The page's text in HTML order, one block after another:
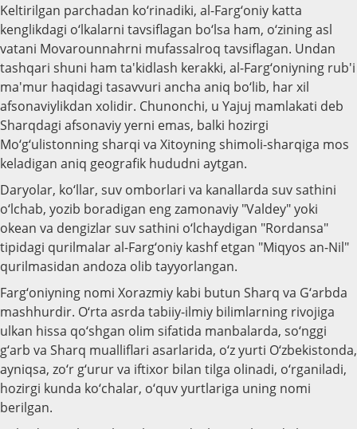
Keltirilgan parchadan ko‘rinadiki, al-Farg‘oniy katta
kenglikdagi o‘lkalarni tavsiflagan bo‘lsa ham, o‘zining asl
vatani Movarounnahrni mufassalroq tavsiflagan. Undan
tashqari shuni ham ta'kidlash kerakki, al-Farg‘oniyning rub'i
ma'mur haqidagi tasavvuri ancha aniq bo‘lib, har xil
afsonaviylikdan xolidir. Chunonchi, u Yajuj mamlakati deb
Sharqdagi afsonaviy yerni emas, balki hozirgi
Mo‘g‘ulistonning sharqi va Xitoyning shimoli-sharqiga mos
keladigan aniq geografik hududni aytgan.
Daryolar, ko‘llar, suv omborlari va kanallarda suv sathini
o‘lchab, yozib boradigan eng zamonaviy "Valdey" yoki
okean va dengizlar suv sathini o‘lchaydigan "Rordansa"
tipidagi qurilmalar al-Farg‘oniy kashf etgan "Miqyos an-Nil"
qurilmasidan andoza olib tayyorlangan.
Farg‘oniyning nomi Xorazmiy kabi butun Sharq va G‘arbda
mashhurdir. O‘rta asrda tabiiy-ilmiy bilimlarning rivojiga
ulkan hissa qo‘shgan olim sifatida manbalarda, so‘nggi
g‘arb va Sharq mualliflari asarlarida, o‘z yurti O‘zbekistonda,
ayniqsa, zo‘r g‘urur va iftixor bilan tilga olinadi, o‘rganiladi,
hozirgi kunda ko‘chalar, o‘quv yurtlariga uning nomi
berilgan.